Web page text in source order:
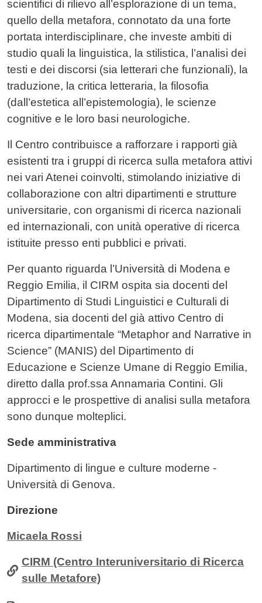
scientifici di rilievo all’esplorazione di un tema,
quello della metafora, connotato da una forte
portata interdisciplinare, che investe ambiti di
studio quali la linguistica, la stilistica, l’analisi dei
testi e dei discorsi (sia letterari che funzionali), la
traduzione, la critica letteraria, la filosofia
(dall’estetica all’epistemologia), le scienze
cognitive e le loro basi neurologiche.
Il Centro contribuisce a rafforzare i rapporti già
esistenti tra i gruppi di ricerca sulla metafora attivi
nei vari Atenei coinvolti, stimolando iniziative di
collaborazione con altri dipartimenti e strutture
universitarie, con organismi di ricerca nazionali
ed internazionali, con unità operative di ricerca
istituite presso enti pubblici e privati.
Per quanto riguarda l’Università di Modena e
Reggio Emilia, il CIRM ospita sia docenti del
Dipartimento di Studi Linguistici e Culturali di
Modena, sia docenti del già attivo Centro di
ricerca dipartimentale “Metaphor and Narrative in
Science” (MANIS) del Dipartimento di
Educazione e Scienze Umane di Reggio Emilia,
diretto dalla prof.ssa Annamaria Contini. Gli
approcci e le prospettive di analisi sulla metafora
sono dunque molteplici.
Sede amministrativa
Dipartimento di lingue e culture moderne -
Università di Genova.
Direzione
Micaela Rossi
CIRM (Centro Interuniversitario di Ricerca
sulle Metafore)